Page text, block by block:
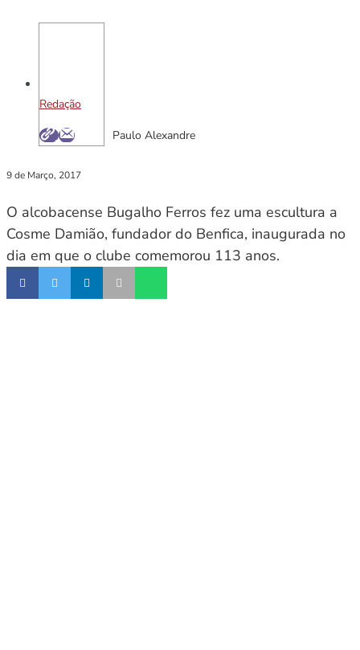
Redação
Paulo Alexandre
9 de Março, 2017
O alcobacense Bugalho Ferros fez uma escultura a
Cosme Damião, fundador do Benfica, inaugurada no
dia em que o clube comemorou 113 anos.